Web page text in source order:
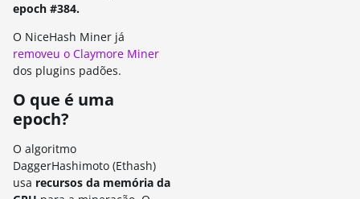
epoch #384.
O NiceHash Miner já
removeu o Claymore Miner
dos plugins padões.
O que é uma
epoch?
O algoritmo
DaggerHashimoto (Ethash)
usa recursos da memória da